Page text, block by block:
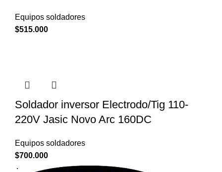
Equipos soldadores
$515.000
Soldador inversor Electrodo/Tig 110-
220V Jasic Novo Arc 160DC
Equipos soldadores
$700.000